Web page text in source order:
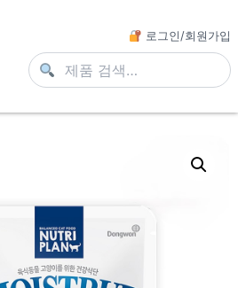
로그인/회원가입